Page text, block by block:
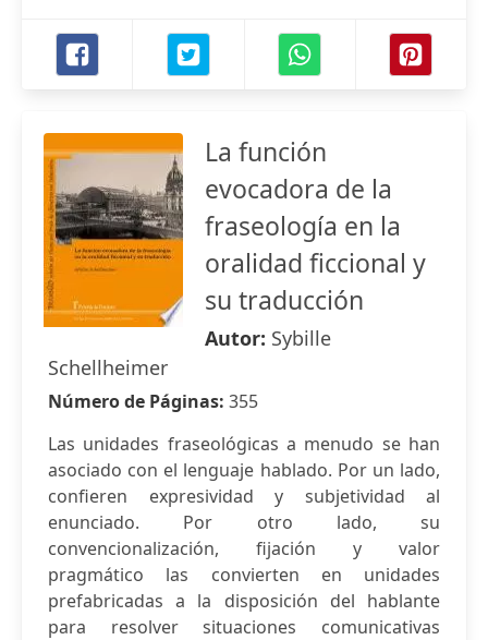
La función
evocadora de la
fraseología en la
oralidad ficcional y
su traducción
Autor: Sybille
Schellheimer
Número de Páginas: 355
Las unidades fraseológicas a menudo se han
asociado con el lenguaje hablado. Por un lado,
confieren expresividad y subjetividad al
enunciado. Por otro lado, su
convencionalización, fijación y valor
pragmático las convierten en unidades
prefabricadas a la disposición del hablante
para resolver situaciones comunicativas